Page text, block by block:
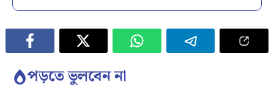
পড়তে ভুলবেন না